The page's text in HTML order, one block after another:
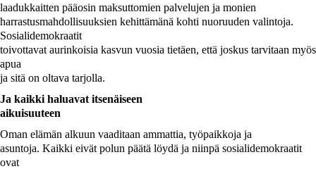
laadukkaitten pääosin maksuttomien palvelujen ja monien
harrastusmahdollisuuksien kehittämänä kohti nuoruuden valintoja.
Sosialidemokraatit
toivottavat aurinkoisia kasvun vuosia tietäen, että joskus tarvitaan myös
apua
ja sitä on oltava tarjolla.
Ja kaikki haluavat itsenäiseen
aikuisuuteen
Oman elämän alkuun vaaditaan ammattia, työpaikkoja ja
asuntoja. Kaikki eivät polun päätä löydä ja niinpä sosialidemokraatit
ovat